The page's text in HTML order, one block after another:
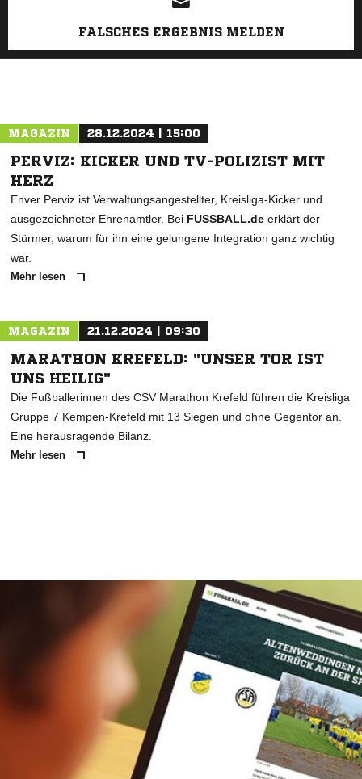
FALSCHES ERGEBNIS MELDEN
MAGAZIN 28.12.2024 | 15:00
PERVIZ: KICKER UND TV-POLIZIST MIT
HERZ
Enver Perviz ist Verwaltungsangestellter, Kreisliga-Kicker und
ausgezeichneter Ehrenamtler. Bei FUSSBALL.de erklärt der
Stürmer, warum für ihn eine gelungene Integration ganz wichtig
war.
Mehr lesen
MAGAZIN 21.12.2024 | 09:30
MARATHON KREFELD: "UNSER TOR IST
UNS HEILIG"
Die Fußballerinnen des CSV Marathon Krefeld führen die Kreisliga
Gruppe 7 Kempen-Krefeld mit 13 Siegen und ohne Gegentor an.
Eine herausragende Bilanz.
Mehr lesen